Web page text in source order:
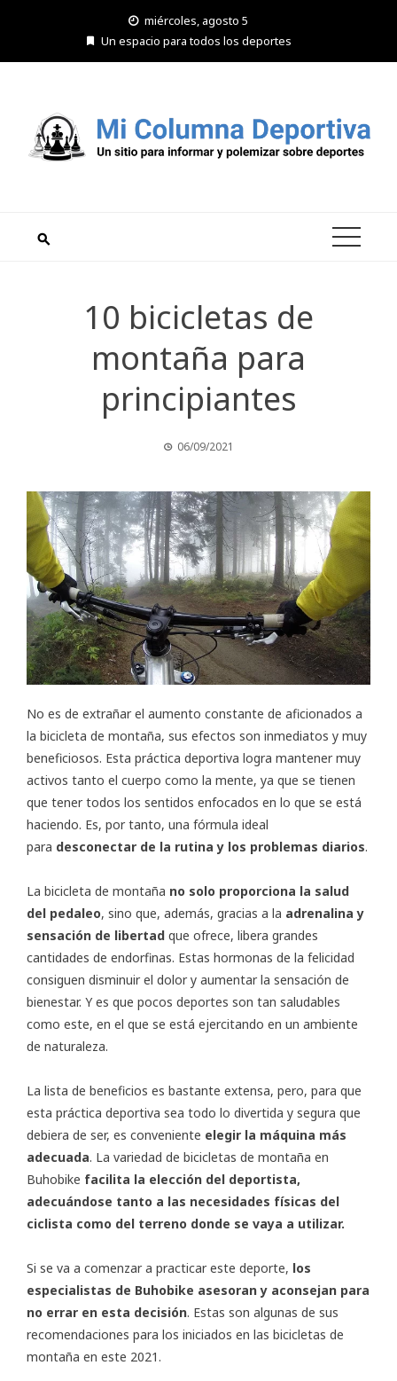
miércoles, agosto 5
Un espacio para todos los deportes
10 bicicletas de
montaña para
principiantes
06/09/2021
No es de extrañar el aumento constante de aficionados a
la bicicleta de montaña, sus efectos son inmediatos y muy
beneficiosos. Esta práctica deportiva logra mantener muy
activos tanto el cuerpo como la mente, ya que se tienen
que tener todos los sentidos enfocados en lo que se está
haciendo. Es, por tanto, una fórmula ideal
para desconectar de la rutina y los problemas diarios.
La bicicleta de montaña no solo proporciona la salud
del pedaleo, sino que, además, gracias a la adrenalina y
sensación de libertad que ofrece, libera grandes
cantidades de endorfinas. Estas hormonas de la felicidad
consiguen disminuir el dolor y aumentar la sensación de
bienestar. Y es que pocos deportes son tan saludables
como este, en el que se está ejercitando en un ambiente
de naturaleza.
La lista de beneficios es bastante extensa, pero, para que
esta práctica deportiva sea todo lo divertida y segura que
debiera de ser, es conveniente elegir la máquina más
adecuada. La variedad de bicicletas de montaña en
Buhobike facilita la elección del deportista,
adecuándose tanto a las necesidades físicas del
ciclista como del terreno donde se vaya a utilizar.
Si se va a comenzar a practicar este deporte, los
especialistas de Buhobike asesoran y aconsejan para
no errar en esta decisión. Estas son algunas de sus
recomendaciones para los iniciados en las bicicletas de
montaña en este 2021.